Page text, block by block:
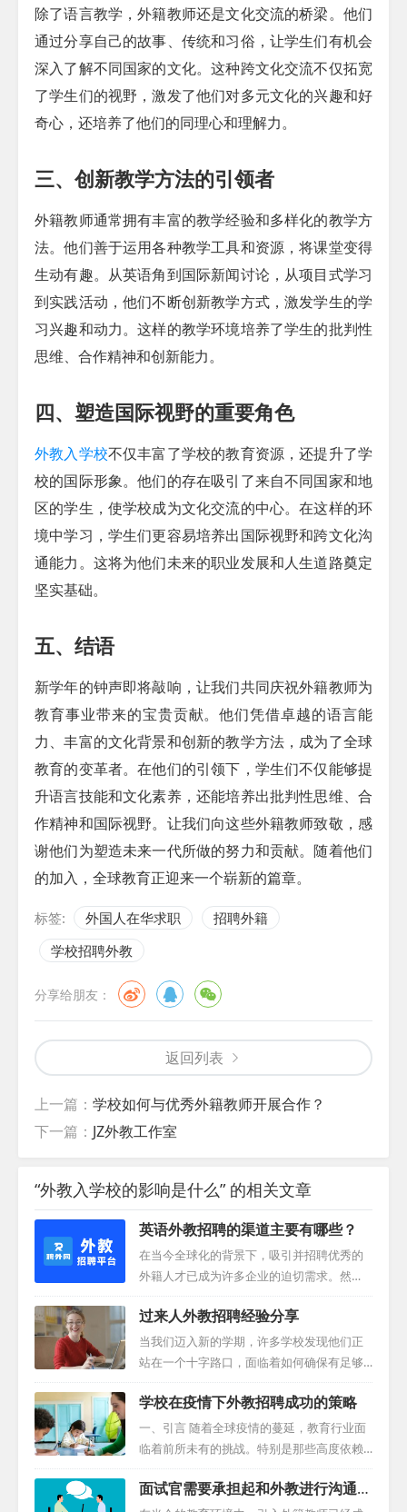
除了语言教学，外籍教师还是文化交流的桥梁。他们
通过分享自己的故事、传统和习俗，让学生们有机会
深入了解不同国家的文化。这种跨文化交流不仅拓宽
了学生们的视野，激发了他们对多元文化的兴趣和好
奇心，还培养了他们的同理心和理解力。
三、创新教学方法的引领者
外籍教师通常拥有丰富的教学经验和多样化的教学方
法。他们善于运用各种教学工具和资源，将课堂变得
生动有趣。从英语角到国际新闻讨论，从项目式学习
到实践活动，他们不断创新教学方式，激发学生的学
习兴趣和动力。这样的教学环境培养了学生的批判性
思维、合作精神和创新能力。
四、塑造国际视野的重要角色
外教入学校不仅丰富了学校的教育资源，还提升了学
校的国际形象。他们的存在吸引了来自不同国家和地
区的学生，使学校成为文化交流的中心。在这样的环
境中学习，学生们更容易培养出国际视野和跨文化沟
通能力。这将为他们未来的职业发展和人生道路奠定
坚实基础。
五、结语
新学年的钟声即将敲响，让我们共同庆祝外籍教师为
教育事业带来的宝贵贡献。他们凭借卓越的语言能
力、丰富的文化背景和创新的教学方法，成为了全球
教育的变革者。在他们的引领下，学生们不仅能够提
升语言技能和文化素养，还能培养出批判性思维、合
作精神和国际视野。让我们向这些外籍教师致敬，感
谢他们为塑造未来一代所做的努力和贡献。随着他们
的加入，全球教育正迎来一个崭新的篇章。
标签: 外国人在华求职
招聘外籍
学校招聘外教
分享给朋友：
返回列表
上一篇： 学校如何与优秀外籍教师开展合作？
下一篇： JZ外教工作室
“外教入学校的影响是什么” 的相关文章
英语外教招聘的渠道主要有哪些？
在当今全球化的背景下，吸引并招聘优秀的
外籍人才已成为许多企业的迫切需求。然
而，有效地找到并联系这些潜在的员工仍然
是一项挑战。以下是八种英语外教招聘的渠
道，以及它们的优缺点分析。 1. 官网联系
透过访问相关行业公司的官方网站，点击“联
系我们”来与对方建立联系。例如，如果您想
招聘外籍教师，可以通过搜索学校官网找到
联系方式并发送邮件。尽管这种方法的成功
率一般，但回复率不确定，而且较为直接。
方案平台。我们深耕外教招聘领域...
过来人外教招聘经验分享
当我们迈入新的学期，许多学校发现他们正
站在一个十字路口，面临着如何确保有足够
合格的外籍教师的问题。虽然有些学校早早
地就做好了招聘计划，但也有不少学校在最
后一刻还在应对外教招聘的挑战。本文将以
过来人的视角进行外教招聘经验分享。 一、
早期规划的力量 要想充分发挥招聘的潜力，
前瞻性的思维策略是必不可少的。有远见的
学校会在2-3个月前就开始规划，这样他们就
学校在疫情下外教招聘成功的策略
一、引言 随着全球疫情的蔓延，教育行业面
临着前所未有的挑战。特别是那些高度依赖
外籍教师的教育机构，在边境关闭、政策调
整以及国际教师流动受限的背景下，不得不
面试官需要承担起和外教进行沟通的